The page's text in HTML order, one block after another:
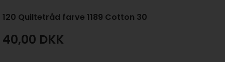
120 Quiltetråd farve 1189 Cotton 30
40,00 DKK